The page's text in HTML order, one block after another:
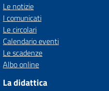
Le notizie
I comunicati
Le circolari
Calendario eventi
Le scadenze
Albo online
La didattica